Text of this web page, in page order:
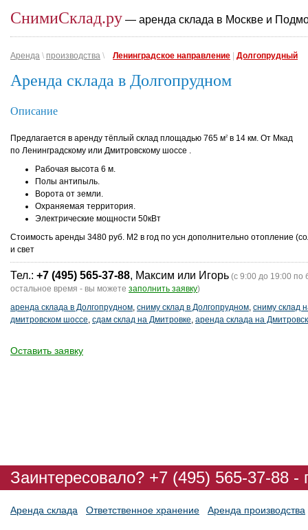
СнимиСклад.ру — аренда склада в Москве и
Аренда \ производства \ Ленинградское направление Долгопрудный
Аренда склада в Долгопрудном
Описание
Предлагается в аренду тёплый склад площадью 765 м2 в 14 км. От Мкад
по Ленинградскому или Дмитровскому шоссе .
Рабочая высота 6 м.
Полы антипыль.
Ворота от земли.
Охраняемая территория.
Электрические мощности 50кВт
Стоимость аренды 3480 руб. М2 в год по усн дополнительно отопление
и свет
Тел.: +7 (495) 565-37-88, Максим или Игорь (с 9:00 до 19:00 по
остальное время - вы можете заполнить заявку)
аренда склада в Долгопрудном, сниму склад в Долгопрудном, сниму склад
дмитровском шоссе, сдам склад на Дмитровке, аренда склада на
Оставить заявку
Заинтересовало? +7 (495) 565-37-88
Аренда склада Ответственное хранение Аренда производства